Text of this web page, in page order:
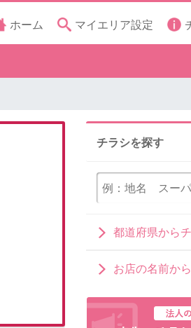
ホーム マイエリア設定
チラシを探す
都道府県から
お店の名前か